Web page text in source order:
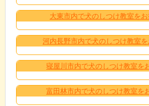
大東市内で犬のしつけ教室を
河内長野市内で犬のしつけ教室
寝屋川市内で犬のしつけ教室を
富田林市内で犬のしつけ教室を